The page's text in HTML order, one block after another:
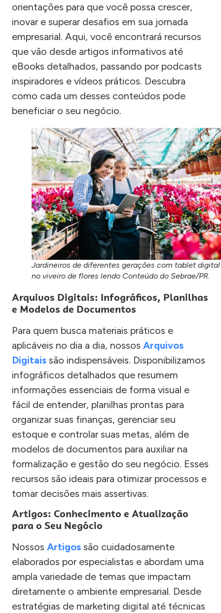
orientações para que você possa crescer,
inovar e superar desafios em sua jornada
empresarial. Aqui, você encontrará recursos
que vão desde artigos informativos até
eBooks detalhados, passando por podcasts
inspiradores e vídeos práticos. Descubra
como cada um desses conteúdos pode
beneficiar o seu negócio.
Jardineiros de diferentes gerações com tablet digital
no viveiro de flores lendo Conteúdo do Sebrae/PR.
Arquivos Digitais: Infográficos, Planilhas
e Modelos de Documentos
Para quem busca materiais práticos e
aplicáveis no dia a dia, nossos Arquivos
Digitais são indispensáveis. Disponibilizamos
infográficos detalhados que resumem
informações essenciais de forma visual e
fácil de entender, planilhas prontas para
organizar suas finanças, gerenciar seu
estoque e controlar suas metas, além de
modelos de documentos para auxiliar na
formalização e gestão do seu negócio. Esses
recursos são ideais para otimizar processos e
tomar decisões mais assertivas.
Artigos: Conhecimento e Atualização
para o Seu Negócio
Nossos Artigos são cuidadosamente
elaborados por especialistas e abordam uma
ampla variedade de temas que impactam
diretamente o ambiente empresarial. Desde
estratégias de marketing digital até técnicas